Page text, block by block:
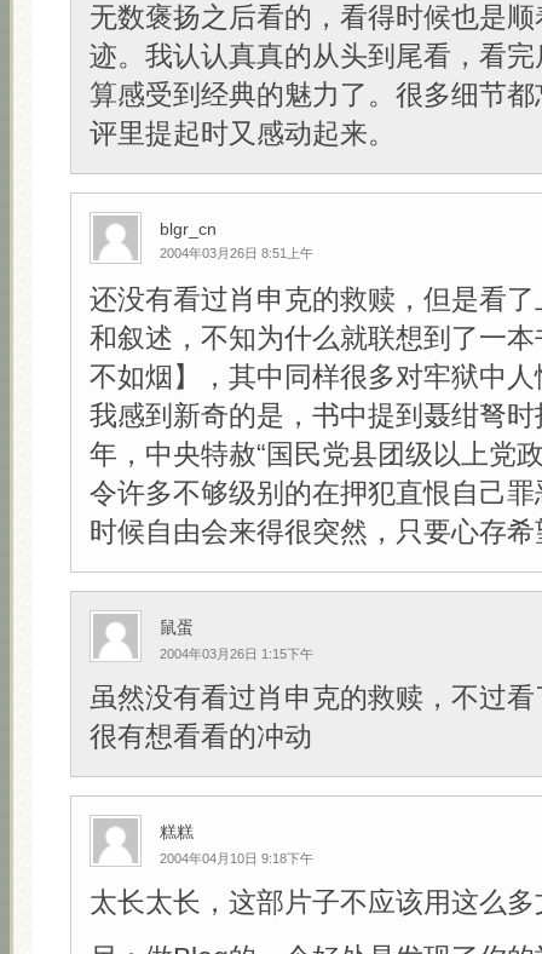
无数褒扬之后看的，看得时候也是
迹。我认认真真的从头到尾看，看
算感受到经典的魅力了。很多细节
评里提起时又感动起来。
blgr_cn
2004年03月26日 8:51上午
还没有看过肖申克的救赎，但是看
和叙述，不知为什么就联想到了一
不如烟】，其中同样很多对牢狱中
我感到新奇的是，书中提到聂绀弩
年，中央特赦“国民党县团级以上党
令许多不够级别的在押犯直恨自己
时候自由会来得很突然，只要心存
鼠蛋
2004年03月26日 1:15下午
虽然没有看过肖申克的救赎，不过
很有想看看的冲动
糕糕
2004年04月10日 9:18下午
太长太长，这部片子不应该用这么